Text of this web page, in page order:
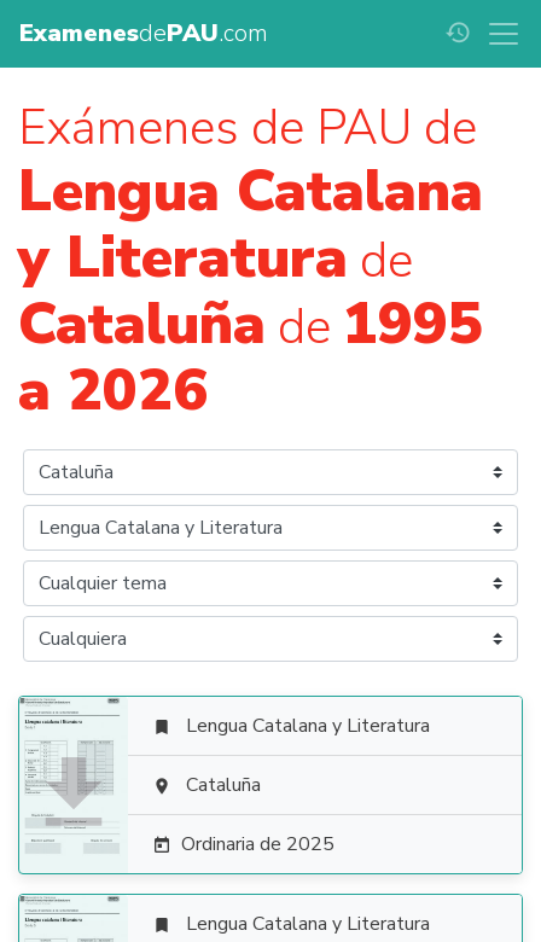
ExamenesdePAU.com history
Exámenes de PAU de
Lengua Catalana
y Literatura de
Cataluña de 1995
a 2026

 Lengua Catalana y Literatura
 Cataluña
 Ordinaria de 2025
 Lengua Catalana y Literatura